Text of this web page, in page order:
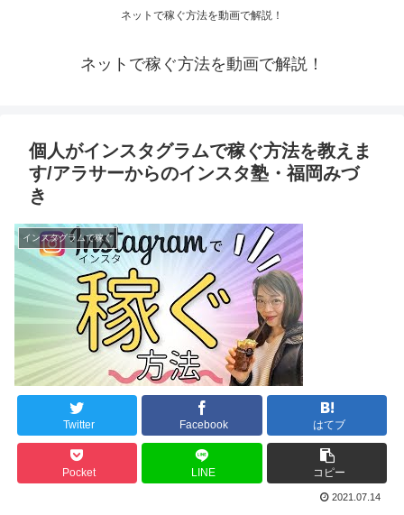
ネットで稼ぐ方法を動画で解説！
ネットで稼ぐ方法を動画で解説！
個人がインスタグラムで稼ぐ方法を教えま
す/アラサーからのインスタ塾・福岡みづ
き
インスタグラムで稼ぐ
Twitter Facebook はてブ
Pocket LINE コピー
2021.07.14